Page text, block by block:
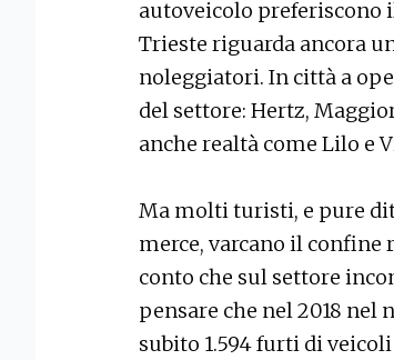
autoveicolo preferiscono
Trieste riguarda ancora
noleggiatori. In città a
del settore: Hertz,
anche realtà come Lilo e
Ma molti turisti, e pure
merce, varcano il confine
conto che sul settore
pensare che nel 2018 nel
subito 1.594 furti di veicoli